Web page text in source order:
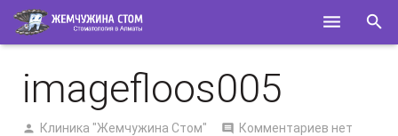
О НАС
imagefloos005
Клиника "Жемчужина Стом" Комментариев нет